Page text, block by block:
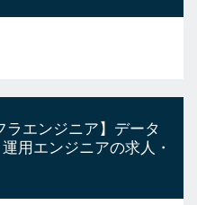
ラエンジニア】データ
用エンジニアの求人・